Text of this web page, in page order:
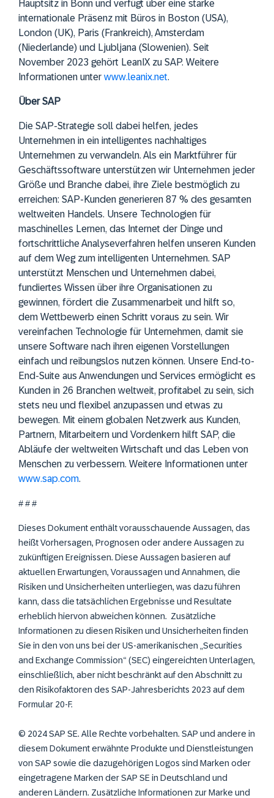
Hauptsitz in Bonn und verfügt über eine starke
internationale Präsenz mit Büros in Boston (USA),
London (UK), Paris (Frankreich), Amsterdam
(Niederlande) und Ljubljana (Slowenien). Seit
November 2023 gehört LeanIX zu SAP. Weitere
Informationen unter www.leanix.net.
Über SAP
Die SAP-Strategie soll dabei helfen, jedes
Unternehmen in ein intelligentes nachhaltiges
Unternehmen zu verwandeln. Als ein Marktführer für
Geschäftssoftware unterstützen wir Unternehmen jeder
Größe und Branche dabei, ihre Ziele bestmöglich zu
erreichen: SAP-Kunden generieren 87 % des gesamten
weltweiten Handels. Unsere Technologien für
maschinelles Lernen, das Internet der Dinge und
fortschrittliche Analyseverfahren helfen unseren Kunden
auf dem Weg zum intelligenten Unternehmen. SAP
unterstützt Menschen und Unternehmen dabei,
fundiertes Wissen über ihre Organisationen zu
gewinnen, fördert die Zusammenarbeit und hilft so,
dem Wettbewerb einen Schritt voraus zu sein. Wir
vereinfachen Technologie für Unternehmen, damit sie
unsere Software nach ihren eigenen Vorstellungen
einfach und reibungslos nutzen können. Unsere End-to-
End-Suite aus Anwendungen und Services ermöglicht es
Kunden in 26 Branchen weltweit, profitabel zu sein, sich
stets neu und flexibel anzupassen und etwas zu
bewegen. Mit einem globalen Netzwerk aus Kunden,
Partnern, Mitarbeitern und Vordenkern hilft SAP, die
Abläufe der weltweiten Wirtschaft und das Leben von
Menschen zu verbessern. Weitere Informationen unter
www.sap.com.
# # #
Dieses Dokument enthält vorausschauende Aussagen, das
heißt Vorhersagen, Prognosen oder andere Aussagen zu
zukünftigen Ereignissen. Diese Aussagen basieren auf
aktuellen Erwartungen, Voraussagen und Annahmen, die
Risiken und Unsicherheiten unterliegen, was dazu führen
kann, dass die tatsächlichen Ergebnisse und Resultate
erheblich hiervon abweichen können. Zusätzliche
Informationen zu diesen Risiken und Unsicherheiten finden
Sie in den von uns bei der US-amerikanischen „Securities
and Exchange Commission“ (SEC) eingereichten Unterlagen,
einschließlich, aber nicht beschränkt auf den Abschnitt zu
den Risikofaktoren des SAP-Jahresberichts 2023 auf dem
Formular 20-F.
© 2024 SAP SE. Alle Rechte vorbehalten. SAP und andere in
diesem Dokument erwähnte Produkte und Dienstleistungen
von SAP sowie die dazugehörigen Logos sind Marken oder
eingetragene Marken der SAP SE in Deutschland und
anderen Ländern. Zusätzliche Informationen zur Marke und